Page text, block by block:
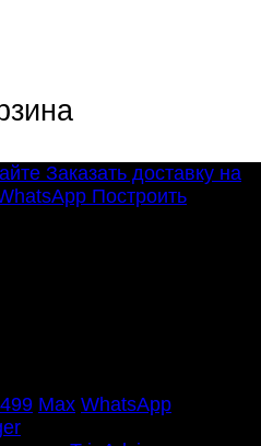
Заказать доставку на
Построить
Max WhatsApp